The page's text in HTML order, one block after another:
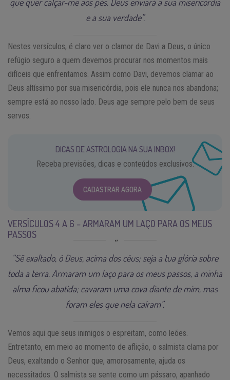
e a sua verdade”.
Nestes versículos, é claro ver o clamor de Davi a Deus, o único
refúgio seguro a quem devemos procurar nos momentos mais
difíceis que enfrentamos. Assim como Davi, devemos clamar ao
Deus altíssimo por sua misericórdia, pois ele nunca nos abandona;
sempre está ao nosso lado. Deus age sempre pelo bem de seus
servos.
DICAS DE ASTROLOGIA NA SUA INBOX!
Receba previsões, dicas e conteúdos exclusivos.
CADASTRAR AGORA
VERSÍCULOS 4 A 6 – ARMARAM UM LAÇO PARA OS MEUS
PASSOS
“Sê exaltado, ó Deus, acima dos céus; seja a tua glória sobre
toda a terra. Armaram um laço para os meus passos, a minha
alma ficou abatida; cavaram uma cova diante de mim, mas
foram eles que nela caíram”.
Vemos aqui que seus inimigos o espreitam, como leões.
Entretanto, em meio ao momento de aflição, o salmista clama por
Deus, exaltando o Senhor que, amorosamente, ajuda os
necessitados. O salmista se sente como um pássaro, apanhado